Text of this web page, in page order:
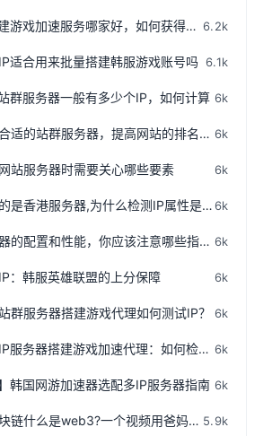
韩国IP搭建游戏加速服务哪家好，如何获得韩国IP 6.2k
适合用来批量搭建韩服游戏账号吗 6.1k
群服务器一般有多少个IP，如何计算 6k
如何选择合适的站群服务器，提高网站的排名和流量 6k
站服务器时需要关心哪些要素 6k
明明购买的是香港服务器,为什么检测IP属性是归美国?「视频+文案」6k
站群服务器的配置和性能，你应该注意哪些指标和参数？ 6k
：韩服英雄联盟的上分保障 6k
群服务器搭建游戏代理如何测试IP？ 6k
租韩国多IP服务器搭建游戏加速代理：如何检测IP地址是否为本地IP 6k
】韩国网游加速器选配多IP服务器指南 6k
什么是区块链什么是web3?一个视频用爸妈都能听得懂的话说清楚,撸空投入门视频! 5.9k